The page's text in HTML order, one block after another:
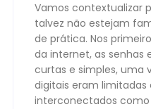
Vamos contextualizar
talvez não estejam
de prática. Nos
da internet, as
curtas e simples, uma
digitais eram limitadas
interconectados como